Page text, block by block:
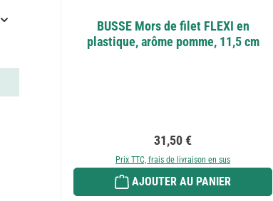
BUSSE Mors de filet FLEXI en
plastique, arôme pomme, 11,5 cm
Prix régulier :
31,50 €
Prix TTC, frais de livraison en sus
AJOUTER AU PANIER